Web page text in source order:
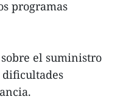
programas
el suministro
dificultades